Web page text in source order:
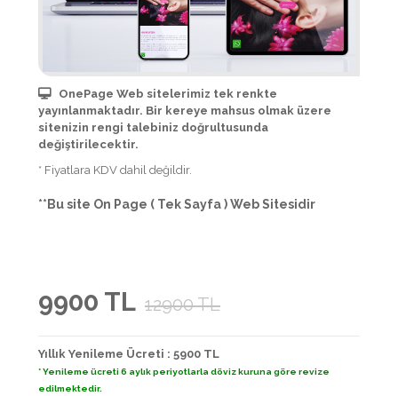
OnePage Web sitelerimiz tek renkte
yayınlanmaktadır. Bir kereye mahsus olmak üzere
sitenizin rengi talebiniz doğrultusunda
değiştirilecektir.
* Fiyatlara KDV dahil değildir.
**Bu site On Page ( Tek Sayfa ) Web Sitesidir
9900 TL 12900 TL
Yıllık Yenileme Ücreti : 5900 TL
* Yenileme ücreti 6 aylık periyotlarla döviz kuruna göre revize
edilmektedir.